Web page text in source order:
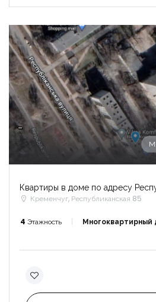
-
Квартиры в доме по адресу
Кременчуг, Республиканская 85
4 Этажность Многоквартирный